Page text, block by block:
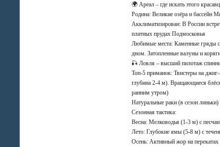
🌍 Ареал – где искать этого
Родина: Великие озёра и бассейн
Акклиматизирован: В России
платных прудах Подмосковья
Любимые места: Каменные гряды
дном. Затопленные валуны и
🎣 Ловля – высший пилотаж
Топ-5 приманок: Твистеры на
глубина 2-4 м). Вращающиеся
ранним утром)
Натуральные раки (в сезон линьки)
Сезонная тактика:
Весна: Мелководья (1-3 м) с
Лето: Глубокие ямы (5-8 м) с
Осень: Активный жор на перекатах